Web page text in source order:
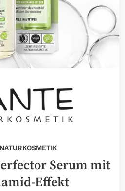
Serum mit
Effekt